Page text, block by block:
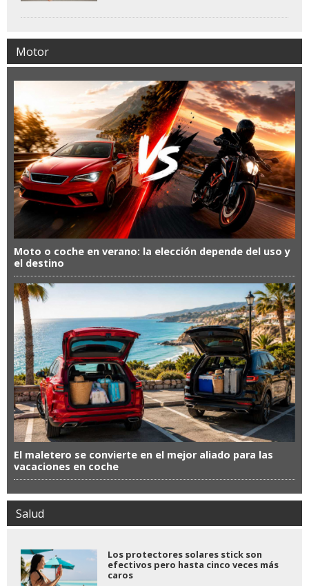
Motor
Moto o coche en verano: la elección depende del uso y
el destino
El maletero se convierte en el mejor aliado para las
vacaciones en coche
Salud
Los protectores solares stick son
efectivos pero hasta cinco veces más
caros